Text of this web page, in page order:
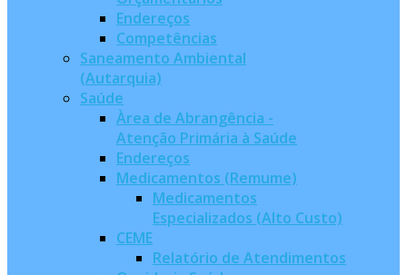
Endereços
Competências
Saneamento Ambiental
(Autarquia)
Saúde
Àrea de Abrangência -
Atenção Primária à Saúde
Endereços
Medicamentos (Remume)
Medicamentos
Especializados (Alto Custo)
CEME
Relatório de Atendimentos